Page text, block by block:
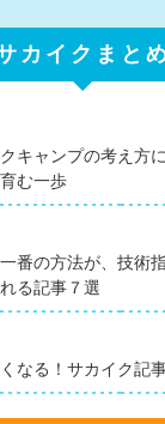
カイクまと
キャンプの考え方
む一歩
番の方法が、技術
る記事７選
なる！サカイク記